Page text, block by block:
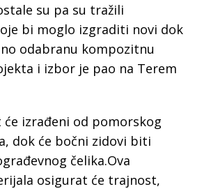
su pa su tražili
bi moglo izgraditi novi dok
odabranu kompozitnu
i izbor je pao na Terem
izrađeni od pomorskog
dok će bočni zidovi biti
čelika.Ova
osigurat će trajnost,